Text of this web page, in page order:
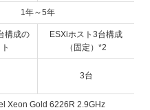
1年～5年
構成の
ESXiホスト3台構成
（固定）*2
3台
Xeon Gold 6226R 2.9GHz